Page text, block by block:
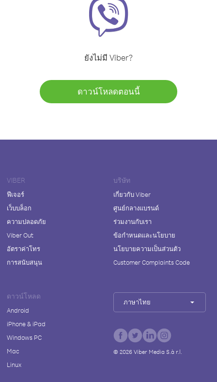
ยังไม่มี Viber?
ดาวน์โหลดตอนนี้
VIBER
ฟีเจอร์
เว็บบล็อก
ความปลอดภัย
Viber Out
อัตราค่าโทร
การสนับสนุน
บริษัท
เกี่ยวกับ Viber
ศูนย์กลางแบรนด์
ร่วมงานกับเรา
ข้อกำหนดและนโยบาย
นโยบายความเป็นส่วนตัว
Customer Complaints Code
ดาวน์โหลด
Android
iPhone & iPad
Windows PC
Mac
Linux
ภาษาไทย
© 2026Viber Media S.à r.l.